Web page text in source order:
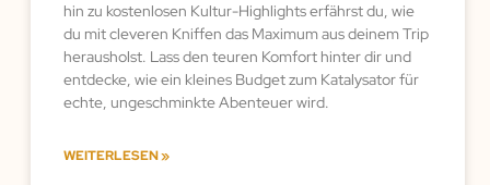
hin zu kostenlosen Kultur-Highlights erfährst du, wie
du mit cleveren Kniffen das Maximum aus deinem Trip
herausholst. Lass den teuren Komfort hinter dir und
entdecke, wie ein kleines Budget zum Katalysator für
echte, ungeschminkte Abenteuer wird.
WEITERLESEN »